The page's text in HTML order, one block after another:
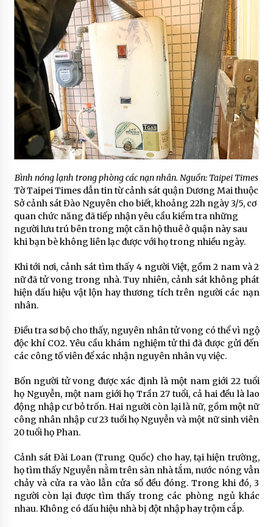
Bình nóng lạnh trong phòng các nạn nhân. Nguồn: Taipei Times
Tờ Taipei Times dẫn tin từ cảnh sát quận Dương Mai thuộc
Sở cảnh sát Đào Nguyên cho biết, khoảng 22h ngày 3/5, cơ
quan chức năng đã tiếp nhận yêu cầu kiểm tra những
người lưu trú bên trong một căn hộ thuê ở quận này sau
khi bạn bè không liên lạc được với họ trong nhiều ngày.
Khi tới nơi, cảnh sát tìm thấy 4 người Việt, gồm 2 nam và 2
nữ đã tử vong trong nhà. Tuy nhiên, cảnh sát không phát
hiện dấu hiệu vật lộn hay thương tích trên người các nạn
nhân.
Điều tra sơ bộ cho thấy, nguyên nhân tử vong có thể vì ngộ
độc khí CO2. Yêu cầu khám nghiệm tử thi đã được gửi đến
các công tố viên để xác nhận nguyên nhân vụ việc.
Bốn người tử vong được xác định là một nam giới 22 tuổi
họ Nguyễn, một nam giới họ Trần 27 tuổi, cả hai đều là lao
động nhập cư bỏ trốn. Hai người còn lại là nữ, gồm một nữ
công nhân nhập cư 23 tuổi họ Nguyễn và một nữ sinh viên
20 tuổi họ Phan.
Cảnh sát Đài Loan (Trung Quốc) cho hay, tại hiện trường,
họ tìm thấy Nguyễn nằm trên sàn nhà tắm, nước nóng vẫn
chảy và cửa ra vào lẫn cửa sổ đều đóng. Trong khi đó, 3
người còn lại được tìm thấy trong các phòng ngủ khác
nhau. Không có dấu hiệu nhà bị đột nhập hay trộm cắp.